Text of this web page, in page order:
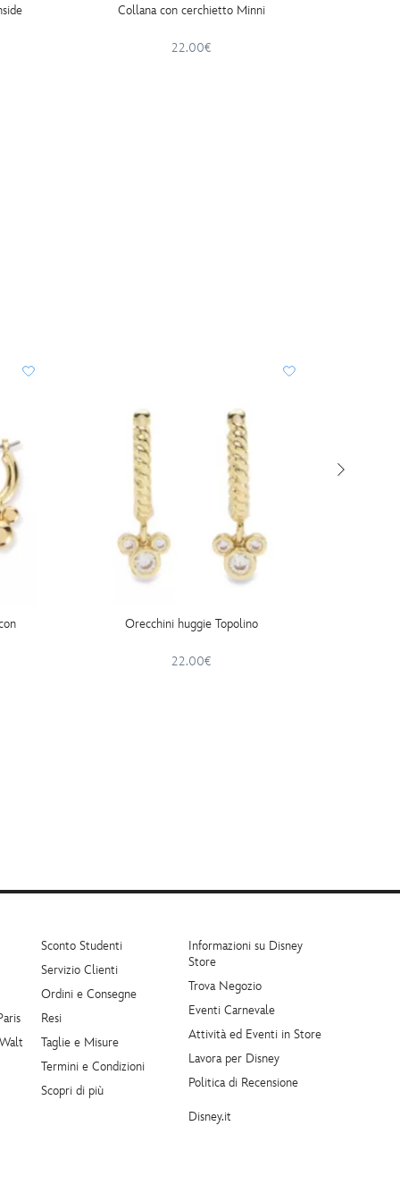
Collana con cerchietto Minni
22.00€
Orecchini huggie Topolino
22.00€
Sconto Studenti
Servizio Clienti
Ordini e Consegne
Resi
Taglie e Misure
Termini e Condizioni
Scopri di più
Informazioni su Disney
Store
Trova Negozio
Eventi Carnevale
Attività ed Eventi in Store
Lavora per Disney
Politica di Recensione
Disney.it